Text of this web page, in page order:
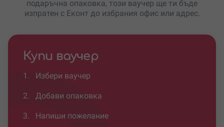
подаръчна опаковка, този ваучер ще ти бъде
изпратен с Еконт до избрания офис или адрес.
Купи ваучер
1. Избери ваучер
2. Добави опаковка
3. Напиши пожелание